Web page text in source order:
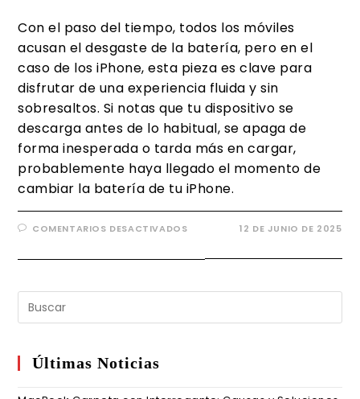
Con el paso del tiempo, todos los móviles
acusan el desgaste de la batería, pero en el
caso de los iPhone, esta pieza es clave para
disfrutar de una experiencia fluida y sin
sobresaltos. Si notas que tu dispositivo se
descarga antes de lo habitual, se apaga de
forma inesperada o tarda más en cargar,
probablemente haya llegado el momento de
cambiar la batería de tu iPhone.
COMENTARIOS DESACTIVADOS 12 DE JUNIO DE 2025
Últimas Noticias